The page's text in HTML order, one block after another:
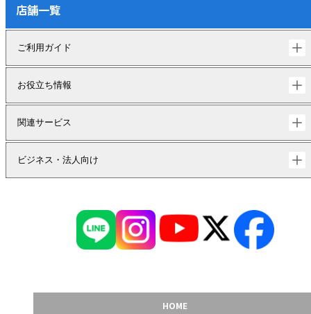
店舗一覧
ご利用ガイド
お役立ち情報
関連サービス
ビジネス・法人向け
HOME